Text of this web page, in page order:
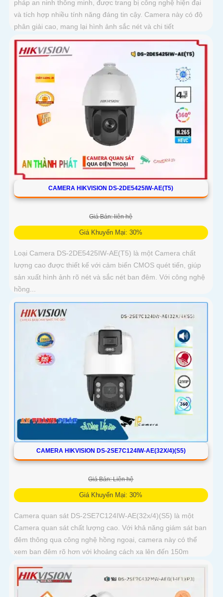
pháp an ninh thông minh, được trang bị công nghệ hiện đại
và tích hợp nhiều tính năng đáng tin cậy. Camera này có độ
phân giải cao, mang lại hình ảnh sắc nét và chi tiết
CAMERA HIKVISION DS-2DE5425IW-AE(T5)
Giá Bán: liên hệ
Giá Khuyến Mại: 30%
Loại Camera DS-2DE5425IW-AE(T5) là một Camera chất
lượng cao được thiết kế với cảm biến CMOS quét tiến, giúp
sản xuất hình ảnh rõ nét và sắc nét ban đêm. Với công nghệ
hồng...
CAMERA HIKVISION DS-2SE7C124IW-AE(32X/4)(S5)
Giá Bán: Liên hệ
Giá Khuyến Mại: 30%
Camera quan sát DS-2SE7C124IW-AE(32x/4)(S5) là một
Camera quan sát chất lượng cao. Với khả năng giám sát ban
đêm thông qua công nghệ hồng ngoại, camera này có thể
xem ban đêm rõ hơn với khoảng cách xa lên đến 150m